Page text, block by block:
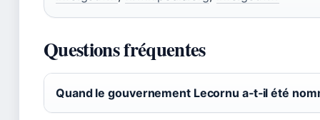
Questions fréquentes
Quand le gouvernement Lecornu a‑t‑il été